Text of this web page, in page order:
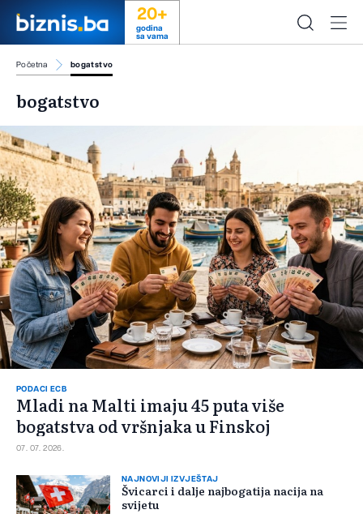
20+
godina
sa vama
Početna bogatstvo
bogatstvo
PODACI ECB
Mladi na Malti imaju 45 puta više
bogatstva od vršnjaka u Finskoj
07. 07. 2026.
NAJNOVIJI IZVJEŠTAJ
Švicarci i dalje najbogatija nacija na
svijetu